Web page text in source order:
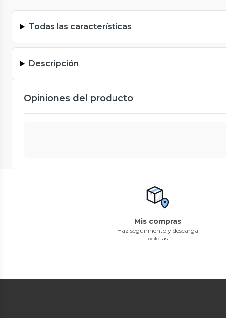
Todas las características
Descripción
Opiniones del producto
Mis compras
Haz seguimiento y descarga
boletas